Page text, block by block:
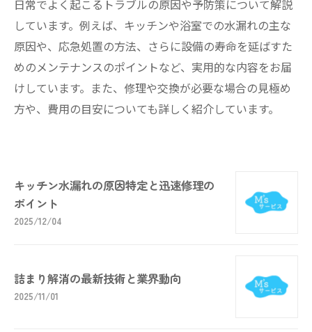
日常でよく起こるトラブルの原因や予防策について解説
しています。例えば、キッチンや浴室での水漏れの主な
原因や、応急処置の方法、さらに設備の寿命を延ばすた
めのメンテナンスのポイントなど、実用的な内容をお届
けしています。また、修理や交換が必要な場合の見極め
方や、費用の目安についても詳しく紹介しています。
キッチン水漏れの原因特定と迅速修理の
ポイント
2025/12/04
詰まり解消の最新技術と業界動向
2025/11/01